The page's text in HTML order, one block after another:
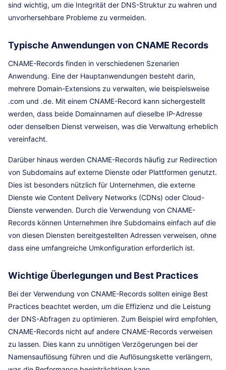
sind wichtig, um die Integrität der DNS-Struktur zu wahren und
unvorhersehbare Probleme zu vermeiden.
Typische Anwendungen von CNAME Records
CNAME-Records finden in verschiedenen Szenarien
Anwendung. Eine der Hauptanwendungen besteht darin,
mehrere Domain-Extensions zu verwalten, wie beispielsweise
.com und .de. Mit einem CNAME-Record kann sichergestellt
werden, dass beide Domainnamen auf dieselbe IP-Adresse
oder denselben Dienst verweisen, was die Verwaltung erheblich
vereinfacht.
Darüber hinaus werden CNAME-Records häufig zur Redirection
von Subdomains auf externe Dienste oder Plattformen genutzt.
Dies ist besonders nützlich für Unternehmen, die externe
Dienste wie Content Delivery Networks (CDNs) oder Cloud-
Dienste verwenden. Durch die Verwendung von CNAME-
Records können Unternehmen ihre Subdomains einfach auf die
von diesen Diensten bereitgestellten Adressen verweisen, ohne
dass eine umfangreiche Umkonfiguration erforderlich ist.
Wichtige Überlegungen und Best Practices
Bei der Verwendung von CNAME-Records sollten einige Best
Practices beachtet werden, um die Effizienz und die Leistung
der DNS-Abfragen zu optimieren. Zum Beispiel wird empfohlen,
CNAME-Records nicht auf andere CNAME-Records verweisen
zu lassen. Dies kann zu unnötigen Verzögerungen bei der
Namensauflösung führen und die Auflösungskette verlängern,